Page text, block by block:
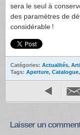
sera le seul à
des paramètres de
considérable !
Catégories: Actualités,
Tags: Aperture, Catalogue,
Laisser un